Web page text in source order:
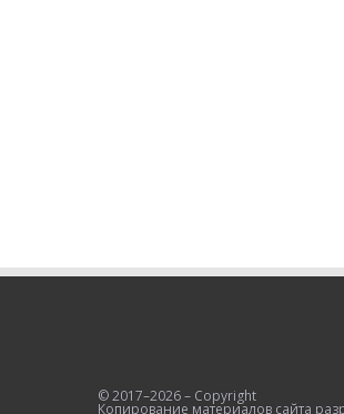
© 2017–2026 – Copyright
Копирование материалов сайта